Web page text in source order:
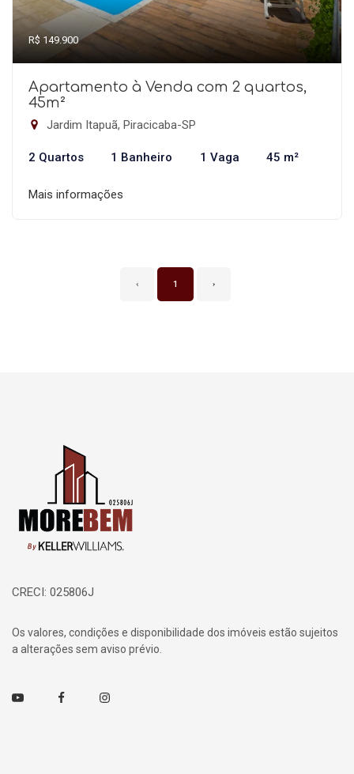
R$ 149.900
Apartamento à Venda com 2 quartos,
45m²
Jardim Itapuã, Piracicaba-SP
2 Quartos 1 Banheiro 1 Vaga 45 m²
Mais informações
‹ 1 ›
Página inicial
CRECI: 025806J
Os valores, condições e disponibilidade dos imóveis estão sujeitos
a alterações sem aviso prévio.
Youtube FacebookInstagram